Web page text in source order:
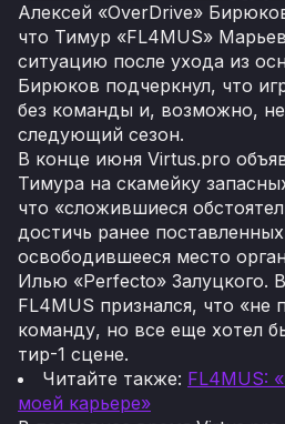
Алексей «OverDrive»
что Тимур «FL4MUS»
ситуацию после ухода из
Бирюков подчеркнул, что
без команды и, возможно,
следующий сезон.
В конце июня Virtus.pro
Тимура на скамейку
что «сложившиеся
достичь ранее
освободившееся место
Илью «Perfecto» Залуцкого.
FL4MUS признался, что «не
команду, но все еще хотел
тир-1 сцене.
Читайте также: FL4MUS:
моей карьере»